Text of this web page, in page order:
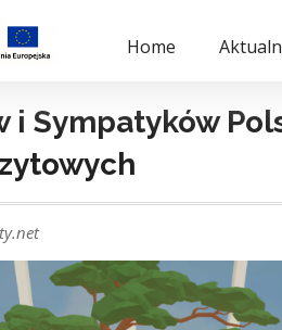
Home
i Sympatyków